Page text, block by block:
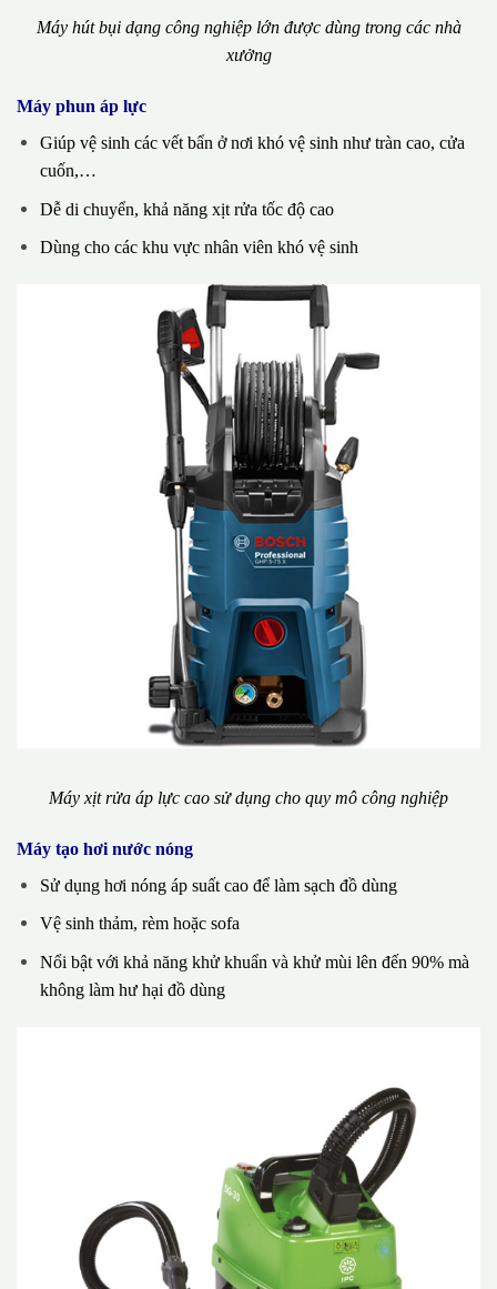
Máy hút bụi dạng công nghiệp lớn được dùng trong các nhà
xưởng
Máy phun áp lực
Giúp vệ sinh các vết bẩn ở nơi khó vệ sinh như tràn cao, cửa
cuốn,…
Dễ di chuyển, khả năng xịt rửa tốc độ cao
Dùng cho các khu vực nhân viên khó vệ sinh
Máy xịt rửa áp lực cao sử dụng cho quy mô công nghiệp
Máy tạo hơi nước nóng
Sử dụng hơi nóng áp suất cao để làm sạch đồ dùng
Vệ sinh thảm, rèm hoặc sofa
Nổi bật với khả năng khử khuẩn và khử mùi lên đến 90% mà
không làm hư hại đồ dùng